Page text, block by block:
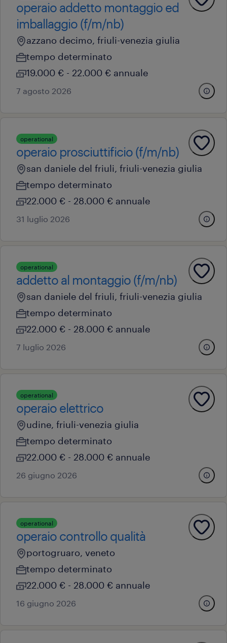
operaio addetto montaggio ed
imballaggio (f/m/nb)
azzano decimo, friuli-venezia giulia
tempo determinato
19.000 € - 22.000 € annuale
7 agosto 2026
operational
operaio prosciuttificio (f/m/nb)
san daniele del friuli, friuli-venezia giulia
tempo determinato
22.000 € - 28.000 € annuale
31 luglio 2026
operational
addetto al montaggio (f/m/nb)
san daniele del friuli, friuli-venezia giulia
tempo determinato
22.000 € - 28.000 € annuale
7 luglio 2026
operational
operaio elettrico
udine, friuli-venezia giulia
tempo determinato
22.000 € - 28.000 € annuale
26 giugno 2026
operational
operaio controllo qualità
portogruaro, veneto
tempo determinato
22.000 € - 28.000 € annuale
16 giugno 2026